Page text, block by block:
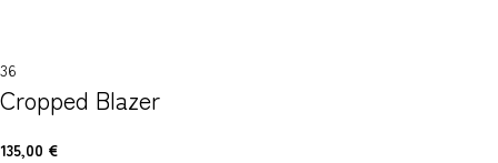
36
Cropped Blazer
135,00 €